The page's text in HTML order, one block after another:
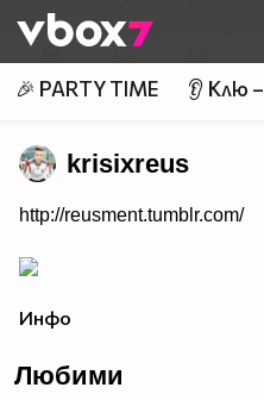
👾
🎉 PARTY TIME 👂 Клю
krisixreus
http://reusment.tumblr.com/
Инфо
Любими